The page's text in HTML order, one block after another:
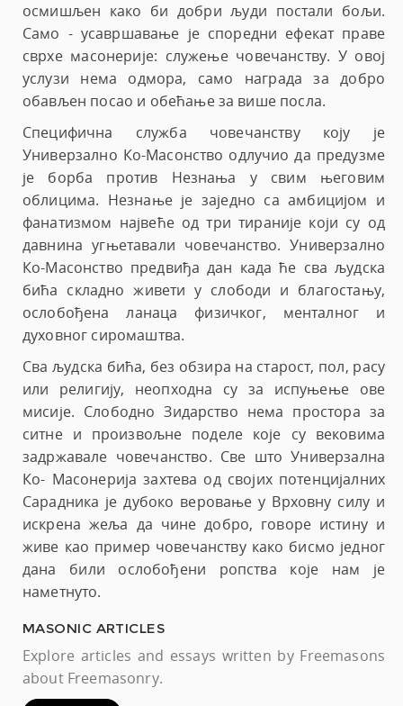
осмишљен како би добри људи постали бољи.
Само - усавршавање је споредни ефекат праве
сврхе масонерије: служење човечанству. У овој
услузи нема одмора, само награда за добро
обављен посао и обећање за више посла.
Специфична служба човечанству коју је
Универзално Ко-Масонство одлучио да предузме
је борба против Незнања у свим његовим
облицима. Незнање је заједно са амбицијом и
фанатизмом највеће од три тираније који су од
давнина угњетавали човечанство. Универзално
Ко-Масонство предвиђа дан када ће сва људска
бића складно живети у слободи и благостању,
ослобођена ланаца физичког, менталног и
духовног сиромаштва.
Сва људска бића, без обзира на старост, пол, расу
или религију, неопходна су за испуњење ове
мисије. Слободно Зидарство нема простора за
ситне и произвољне поделе које су вековима
задржавале човечанство. Све што Универзална
Ко- Масонерија захтева од својих потенцијалних
Сарадника је дубоко веровање у Врховну силу и
искрена жеља да чине добро, говоре истину и
живе као пример човечанству како бисмо једног
дана били ослобођени ропства које нам је
наметнуто.
MASONIC ARTICLES
Explore articles and essays written by Freemasons
about Freemasonry.